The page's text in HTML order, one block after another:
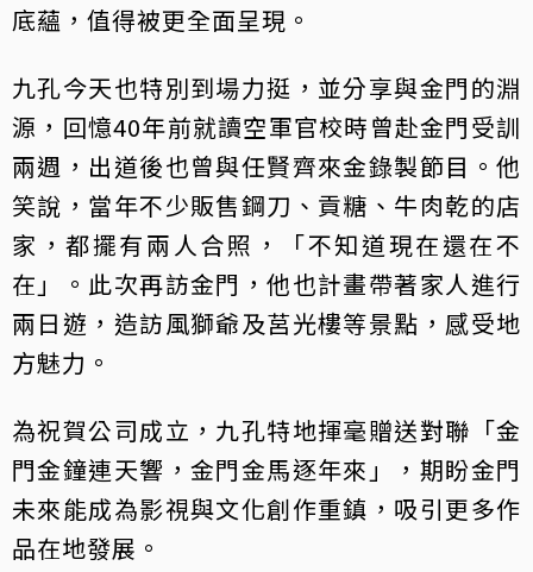
底蘊，值得被更全面呈現。
九孔今天也特別到場力挺，並分享與金門的淵
源，回憶40年前就讀空軍官校時曾赴金門受訓
兩週，出道後也曾與任賢齊來金錄製節目。他
笑說，當年不少販售鋼刀、貢糖、牛肉乾的店
家，都擺有兩人合照，「不知道現在還在不
在」。此次再訪金門，他也計畫帶著家人進行
兩日遊，造訪風獅爺及莒光樓等景點，感受地
方魅力。
為祝賀公司成立，九孔特地揮毫贈送對聯「金
門金鐘連天響，金門金馬逐年來」，期盼金門
未來能成為影視與文化創作重鎮，吸引更多作
品在地發展。